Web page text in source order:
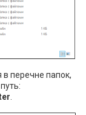
в перечне папок,